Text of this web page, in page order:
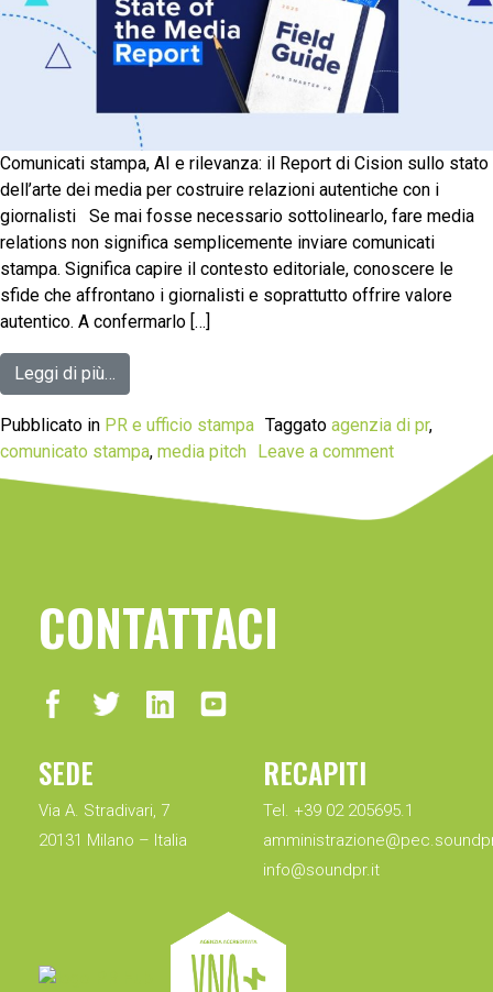
Comunicati stampa, AI e rilevanza: il Report di Cision sullo stato
dell’arte dei media per costruire relazioni autentiche con i
giornalisti Se mai fosse necessario sottolinearlo, fare media
relations non significa semplicemente inviare comunicati
stampa. Significa capire il contesto editoriale, conoscere le
sfide che affrontano i giornalisti e soprattutto offrire valore
autentico. A confermarlo […]
Leggi di più…
Pubblicato in PR e ufficio stampa Taggato agenzia di pr,
comunicato stampa, media pitch Leave a comment
CONTATTACI
SEDE
Via A. Stradivari, 7
20131 Milano – Italia
RECAPITI
Tel. +39 02 205695.1
info@soundpr.it